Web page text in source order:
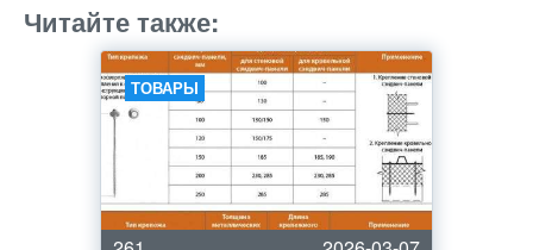
Читайте также:
ТОВАРЫ